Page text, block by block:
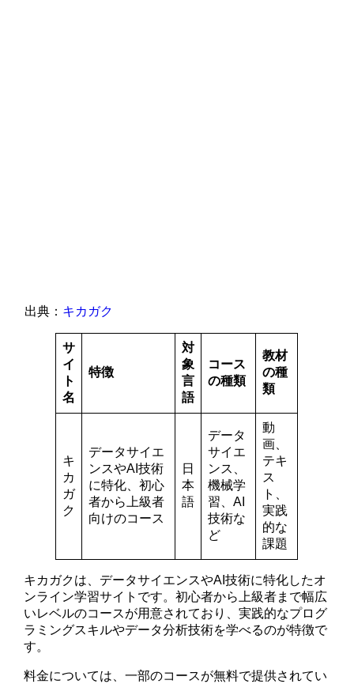
出典： キカガク
サ
イ
ト
名
特徴
対
象
言
語
コース
の種類
教材
の種
類
キ
カ
ガ
ク
データサイエ
ンスやAI技術
に特化、初心
者から上級者
向けのコース
日
本
語
データ
サイエ
ンス、
機械学
習、AI
技術な
ど
動
画、
テキ
ス
ト、
実践
的な
課題
キカガクは、データサイエンスやAI技術に特化したオ
ンライン学習サイトです。初心者から上級者まで幅広
いレベルのコースが用意されており、実践的なプログ
ラミングスキルやデータ分析技術を学べるのが特徴で
す。
料金については、一部のコースが無料で提供されてい